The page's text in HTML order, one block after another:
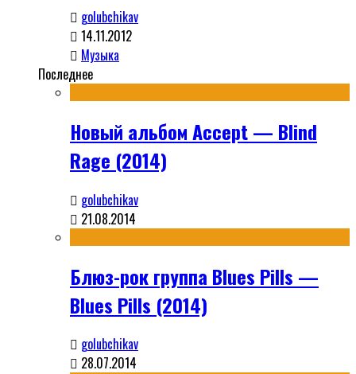
golubchikav
14.11.2012
Музыка
Последнее
Новый альбом Accept — Blind
Rage (2014)
golubchikav
21.08.2014
Блюз-рок группа Blues Pills —
Blues Pills (2014)
golubchikav
28.07.2014